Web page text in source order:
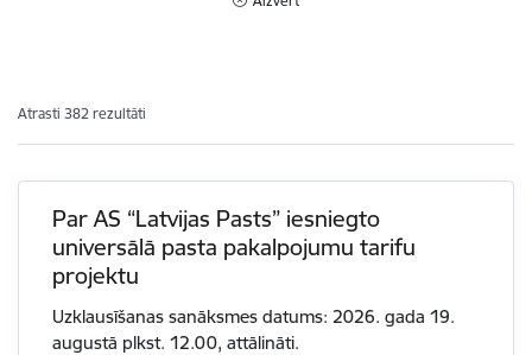
Atrasti 382 rezultāti
Par AS “Latvijas Pasts” iesniegto
universālā pasta pakalpojumu tarifu
projektu
Uzklausīšanas sanāksmes datums: 2026. gada 19.
augustā plkst. 12.00, attālināti.